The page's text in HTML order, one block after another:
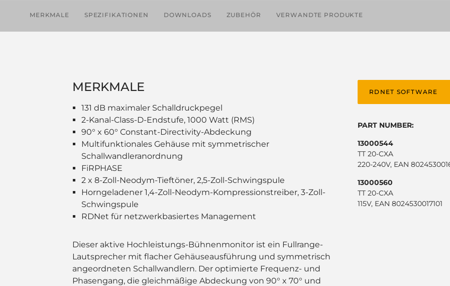
MERKMALE SPEZIFIKATIONEN DOWNLOADS ZUBEHÖR VERWANDTE PRODUKTE
MERKMALE
131 dB maximaler Schalldruckpegel
2-Kanal-Class-D-Endstufe, 1000 Watt (RMS)
90° x 60° Constant-Directivity-Abdeckung
Multifunktionales Gehäuse mit symmetrischer
Schallwandleranordnung
FiRPHASE
2 x 8-Zoll-Neodym-Tieftöner, 2,5-Zoll-Schwingspule
Horngeladener 1,4-Zoll-Neodym-Kompressionstreiber, 3-Zoll-
Schwingspule
RDNet für netzwerkbasiertes Management
Dieser aktive Hochleistungs-Bühnenmonitor ist ein Fullrange-
Lautsprecher mit flacher Gehäuseausführung und symmetrisch
angeordneten Schallwandlern. Der optimierte Frequenz- und
Phasengang, die gleichmäßige Abdeckung von 90° x 70° und
RDNET SOFTWARE
PART NUMBER:
13000544
TT 20-CXA
220-240V, EAN
13000560
TT 20-CXA
115V, EAN 8024530017101